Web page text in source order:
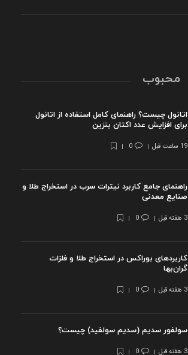
محبوب
اتانول چیست؟ راهنمای کامل استفاده از اتانول
برای افزایش عدد اکتان بنزین
19 ساعت قبل 0
راهنمای جامع کاربرد نیترات سرب در استخراج طلا و
صنایع معدنی
3 هفته قبل 0
کاربردهای بوراکس در استخراج طلا و فلزات
گران‌بها
3 هفته قبل 0
سولفور سدیم (سدیم سولفید) چیست؟
3 هفته قبل 0